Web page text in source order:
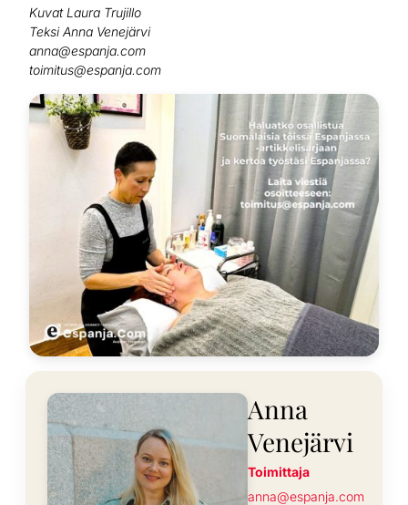
Kuvat Laura Trujillo
Teksi Anna Venejärvi
anna@espanja.com
toimitus@espanja.com
Anna
Venejärvi
Toimittaja
anna@espanja.com